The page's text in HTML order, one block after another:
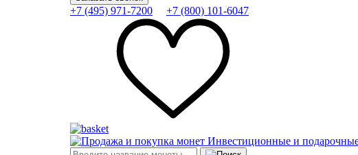
+7 (495) 971-7200 +7 (800) 101-6047
Инвестиционные и